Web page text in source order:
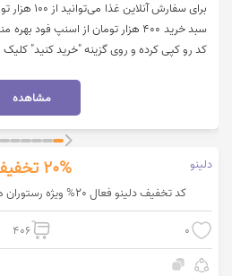
برای سفارش
سبد خرید 400 هزار تومان از اسنپ
کد رو کپی کرده و روی گزینه "خرید کنید" کلیک
مشاهده
دلینو 20%
کد تخفیف دلینو فعال 20% ویژه رستوران های جیلیز و ویلیز و کته دیگ
0
406